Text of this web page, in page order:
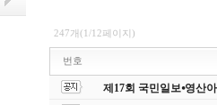
247개(1/12페이지)
번호
제17회 국민일보⦁영산